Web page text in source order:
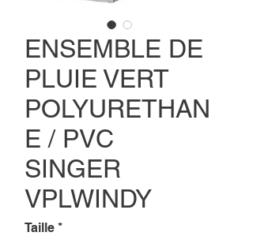
ENSEMBLE DE
PLUIE VERT
POLYURETHAN
E / PVC
SINGER
VPLWINDY
Taille *